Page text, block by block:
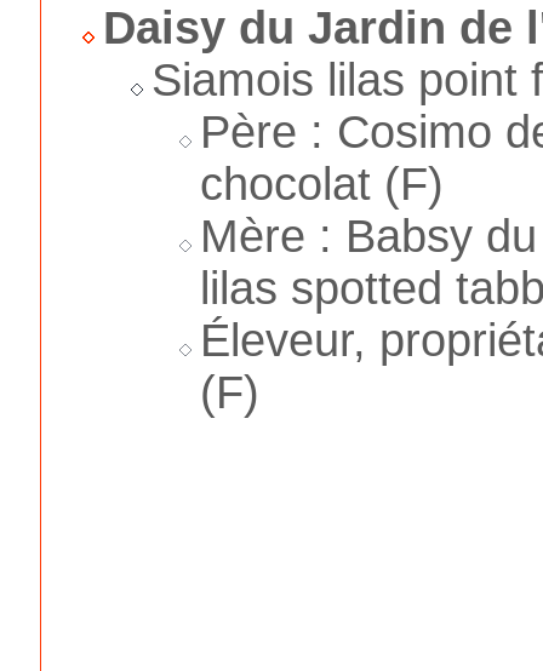
Daisy du Jardin de
Siamois lilas point
Père : Cosimo
chocolat (F)
Mère : Babsy
lilas spotted
Éleveur,
(F)